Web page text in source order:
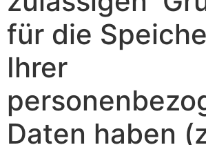
für die
Ihrer
Daten haben